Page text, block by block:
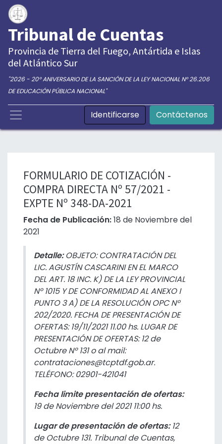
Tribunal de Cuentas
Provincia de Tierra del Fuego, Antártida e Islas
del Atlántico Sur
"2026 - 20° ANIVERSARIO DE LA SANCIÓN DE LA LEY NACIONAL N° 26.206
DE EDUCACIÓN PÚBLICA NACIONAL"
Identificarse Contáctenos
FORMULARIO DE COTIZACIÓN -
COMPRA DIRECTA Nº 57/2021 -
EXPTE Nº 348-DA-2021
Fecha de Publicación:18 de Noviembre del
2021
Detalle:OBJETO: CONTRATACIÓN DEL
LIC. AGUSTÍN CASCARINI EN EL MARCO
DEL ART. 18 INC. K) DE LA LEY PROVINCIAL
Nº 1015 Y DE CONFORMIDAD AL ANEXO I
PUNTO 3 A) DE LA RESOLUCIÓN OPC Nº
202/2020. FECHA DE PRESENTACIÓN DE
OFERTAS: 19/11/2021 11.00 hs. LUGAR DE
PRESENTACIÓN DE OFERTAS: 12 de
Octubre Nº 131 o al mail:
contrataciones@tcptdf.gob.ar.
TELÉFONO: 02901-421041
Fecha limite presentación de ofertas:
19 de Noviembre del 2021 11:00 hs.
Lugar de presentación de ofertas:12
de Octubre 131. Tribunal de Cuentas,